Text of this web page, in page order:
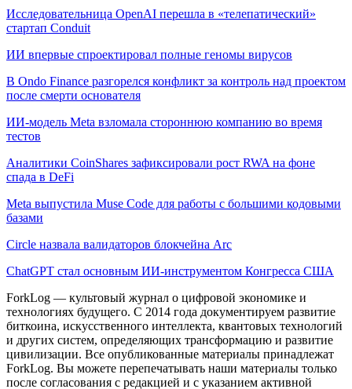
Исследовательница OpenAI перешла в «телепатический»
стартап Conduit
ИИ впервые спроектировал полные геномы вирусов
В Ondo Finance разгорелся конфликт за контроль над проектом
после смерти основателя
ИИ-модель Meta взломала стороннюю компанию во время
тестов
Аналитики CoinShares зафиксировали рост RWA на фоне
спада в DeFi
Meta выпустила Muse Code для работы с большими кодовыми
базами
Circle назвала валидаторов блокчейна Arc
ChatGPT стал основным ИИ-инструментом Конгресса США
ForkLog — культовый журнал о цифровой экономике и
технологиях будущего. С 2014 года документируем развитие
биткоина, искусственного интеллекта, квантовых технологий
и других систем, определяющих трансформацию и развитие
цивилизации. Все опубликованные материалы принадлежат
ForkLog. Вы можете перепечатывать наши материалы только
после согласования с редакцией и с указанием активной